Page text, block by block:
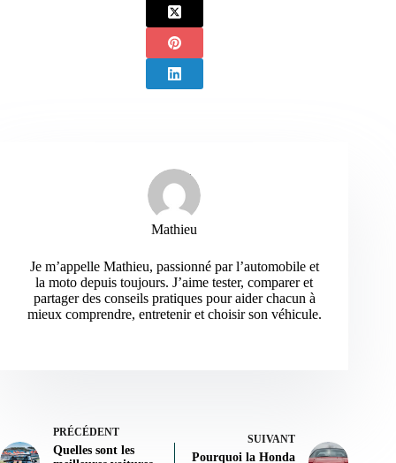
Mathieu
Je m’appelle Mathieu, passionné par l’automobile et
la moto depuis toujours. J’aime tester, comparer et
partager des conseils pratiques pour aider chacun à
mieux comprendre, entretenir et choisir son véhicule.
PRÉCÉDENT
Quelles sont les
SUIVANT
Pourquoi la Honda